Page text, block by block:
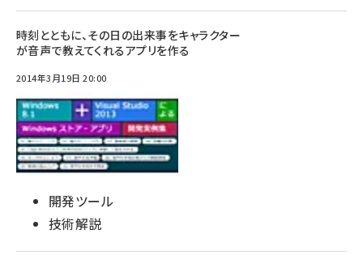
時刻とともに、その日の出来事をキャラクター
が音声で教えてくれるアプリを作る
2014年3月19日 20:00
開発ツール
技術解説